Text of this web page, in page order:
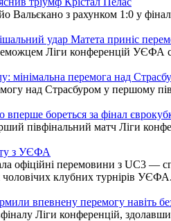
Вальєкано з рахунком 1:0 у
удар Матета приніс
Ліги конференцій УЄФА
мінімальна перемога над
над Страсбуром у першому
бореться за фінал
півфінальний матч Ліги
з УЄФА
офіційні перемовини з UC3 —
чоловічих клубних турнірів УЄФА.
впевнену перемогу навіть
Ліги конференцій,